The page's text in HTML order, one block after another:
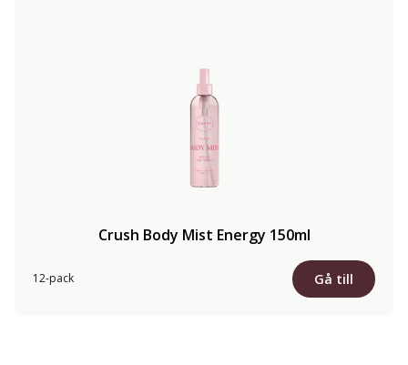
Crush Body Mist Energy 150ml
12-pack Gå till